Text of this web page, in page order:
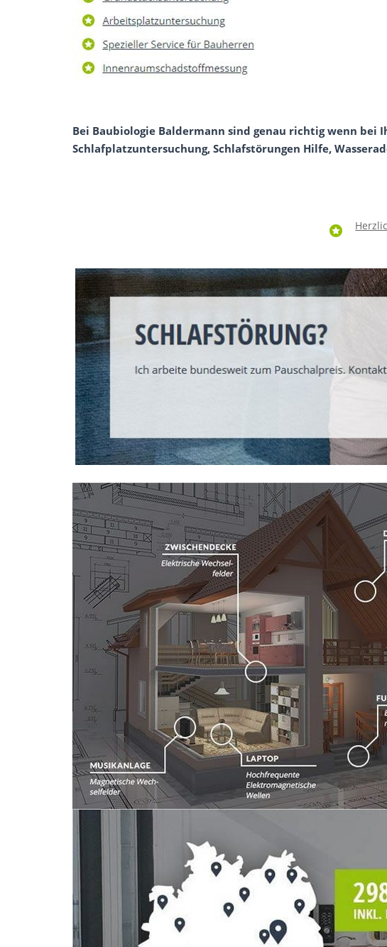
Bei Baubiologie Baldermann sind genau richtig wenn bei
Schlafplatzuntersuchung, Schlafstörungen Hilfe,